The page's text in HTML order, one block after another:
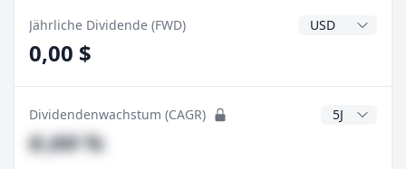
Jährliche Dividende (FWD)
0,00 $
Dividendenwachstum (CAGR) CAGR Jahre
#,## %